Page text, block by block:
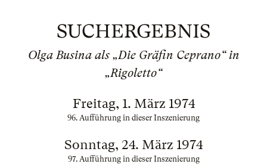
SUCHERGEBNIS
Olga Busina als „Die Gräfin Ceprano“ in
„Rigoletto“
Freitag, 1. März 1974
96. Aufführung in dieser Inszenierung
Sonntag, 24. März 1974
97. Aufführung in dieser Inszenierung